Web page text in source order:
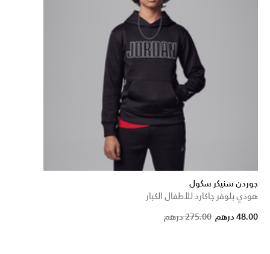
جوردن سنيكر سكول
هودي بلوفر جاكارد للأطفال الكبار
Price
275.00 درهم to
48.00 درهم